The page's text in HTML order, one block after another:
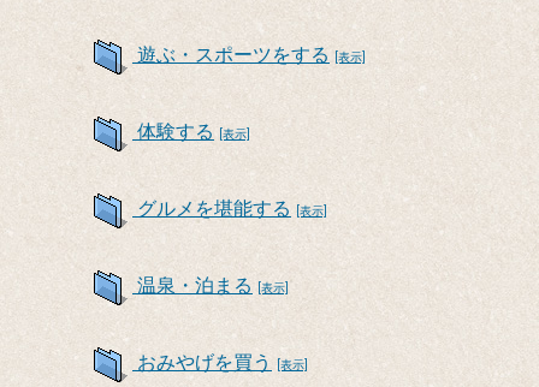
遊ぶ・スポーツをする [表示]
体験する [表示]
グルメを堪能する [表示]
温泉・泊まる [表示]
おみやげを買う [表示]